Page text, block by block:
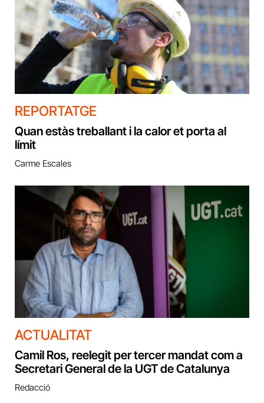
REPORTATGE
Quan estàs treballant i la calor et porta al
límit
Carme Escales
ACTUALITAT
Camil Ros, reelegit per tercer mandat com a
Secretari General de la UGT de Catalunya
Redacció